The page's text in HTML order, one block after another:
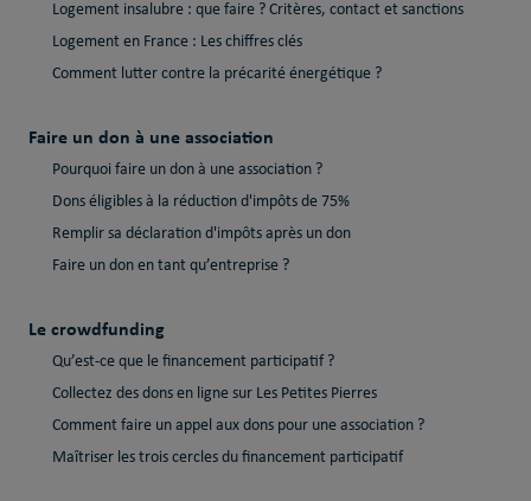
Logement insalubre : que faire ? Critères, contact et sanctions
Logement en France : Les chiffres clés
Comment lutter contre la précarité énergétique ?
Faire un don à une association
Pourquoi faire un don à une association ?
Dons éligibles à la réduction d'impôts de 75%
Remplir sa déclaration d'impôts après un don
Faire un don en tant qu’entreprise ?
Le crowdfunding
Qu’est-ce que le financement participatif ?
Collectez des dons en ligne sur Les Petites Pierres
Comment faire un appel aux dons pour une association ?
Maîtriser les trois cercles du financement participatif